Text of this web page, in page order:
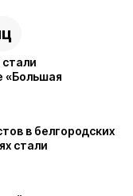
«Большая
в белгородских
стали